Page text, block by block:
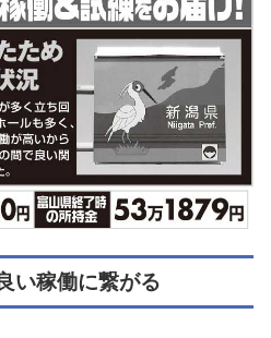
い稼働に繋がる